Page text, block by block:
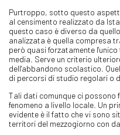
Purtroppo, sotto questo
al censimento realizzato da
questo caso è diverso da
analizzata è quella compresa
però quasi forzatamente
media. Serve un criterio
dell'abbandono scolastico.
di percorsi di studio regolari o
Tali dati comunque ci possono
fenomeno a livello locale. Un
evidente è il fatto che vi sono
territori del mezzogiorno con